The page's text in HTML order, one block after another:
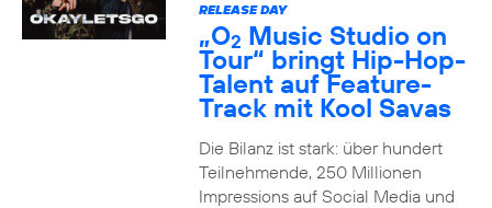
RELEASE DAY
„O2 Music Studio on
Tour“ bringt Hip-Hop-
Talent auf Feature-
Track mit Kool Savas
Die Bilanz ist stark: über hundert
Teilnehmende, 250 Millionen
Impressions auf Social Media und